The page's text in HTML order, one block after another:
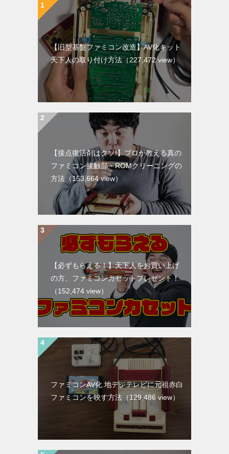
【旧型基盤ファミコン改造】AV化キット
天下人の取り付け方法（227,472 view）
【接点復活剤はクソ!】プロが教える真の
ファミコン接触部・ROMクリーニングの
方法（153,664 view）
【必ずもらえる！】天下人をお買い上げ
の方、ファミコンカセットプレゼント！
（152,474 view）
ファミコンAV化 地デジテレビに元祖赤白
ファミコンを映す方法 （129,486 view）